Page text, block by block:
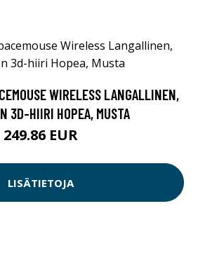
WIRELESS LANGALLINEN,
3D-HIIRI HOPEA, MUSTA
249.86 EUR
LISÄTIETOJA